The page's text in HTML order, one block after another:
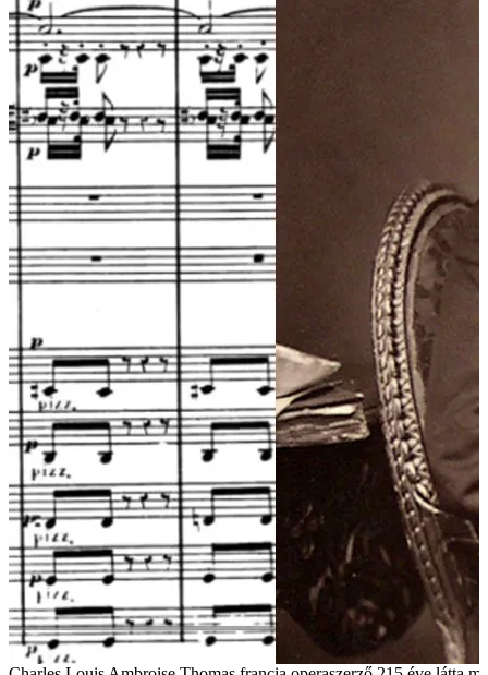
Digitalizált Dolgozó Nő
Fico: Ki kell hangsúlyozni, hogy a konszolidáció
elkerülhetetlen
Csőtörés történt Galántán a Kodály Zoltán utcában
Több halálos áldozata van a Krathon tájfunnak Tajvanon
Negatív lett a Hamburgban Marburg-vírus gyanújával
kórházba szállított két ember vizsgálati eredménye
Ambroise Thomas francia operaszerző